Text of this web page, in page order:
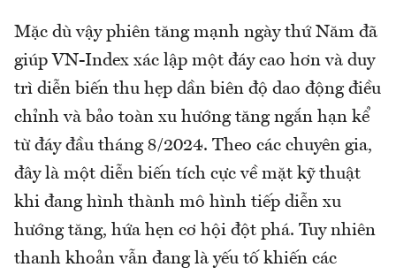
Mặc dù vậy phiên tăng mạnh ngày thứ Năm đã
giúp VN-Index xác lập một đáy cao hơn và duy
trì diễn biến thu hẹp dần biên độ dao động điều
chỉnh và bảo toàn xu hướng tăng ngắn hạn kể
từ đáy đầu tháng 8/2024. Theo các chuyên gia,
đây là một diễn biến tích cực về mặt kỹ thuật
khi đang hình thành mô hình tiếp diễn xu
hướng tăng, hứa hẹn cơ hội đột phá. Tuy nhiên
thanh khoản vẫn đang là yếu tố khiến các